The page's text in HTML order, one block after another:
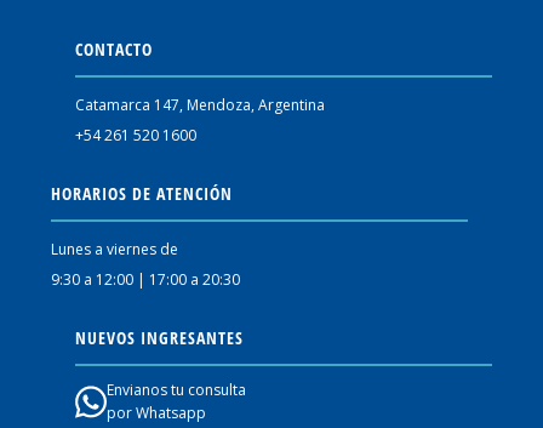
CONTACTO
Catamarca 147, Mendoza, Argentina
+54 261 520 1600
HORARIOS DE ATENCIÓN
Lunes a viernes de
9:30 a 12:00 | 17:00 a 20:30
NUEVOS INGRESANTES
Envianos tu consulta
por Whatsapp